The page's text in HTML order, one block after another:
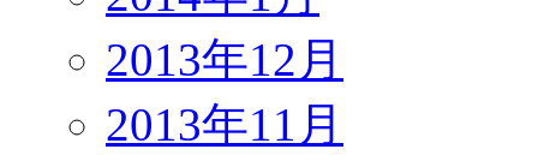
2013年12月
2013年11月